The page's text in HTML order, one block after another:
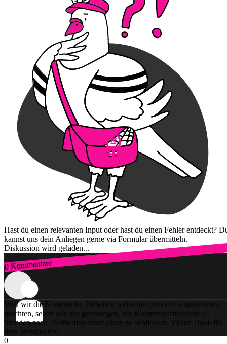
Hast du einen relevanten Input oder hast du einen Fehler entdeckt?
kannst uns dein Anliegen gerne via Formular übermitteln.
Diskussion wird geladen...
0 Kommentare
Zum Login
Weil wir die Kommentar-Debatten weiterhin persönlich moderieren
möchten, sehen wir uns gezwungen, die Kommentarfunktion 24
Stunden nach Publikation einer Story zu schliessen. Vielen Dank für
dein Verständnis!
0